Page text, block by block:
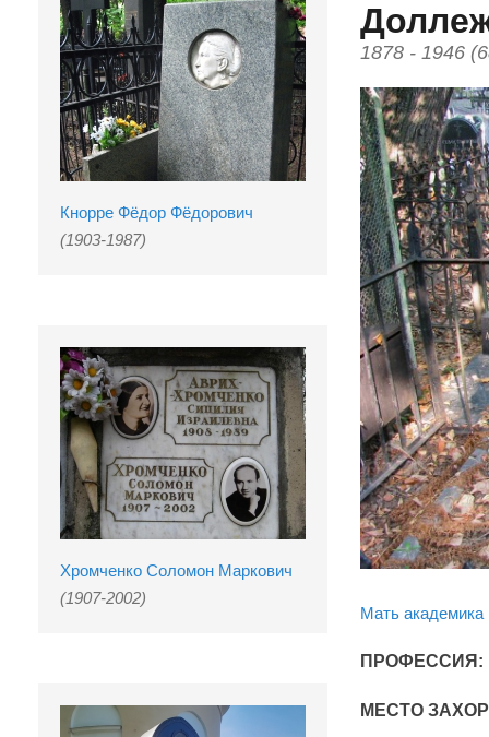
Кнорре Фёдор Фёдорович
(1903-1987)
Хромченко Соломон Маркович
(1907-2002)
1878 - 1946
Мать
ПРОФЕССИЯ:
МЕСТО